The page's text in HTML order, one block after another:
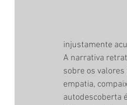
injustamente
A narrativa
sobre os
empatia,
autodescoberta